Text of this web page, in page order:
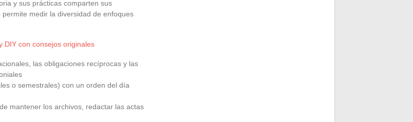
y sus prácticas comparten sus
medir la diversidad de enfoques
DIY con consejos originales
las obligaciones recíprocas y las
o semestrales) con un orden del día
mantener los archivos, redactar las actas